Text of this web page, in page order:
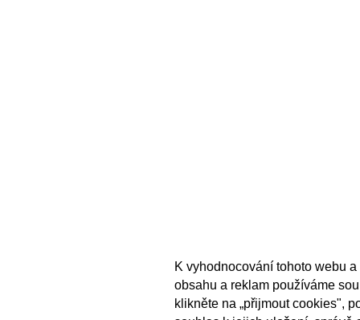
K vyhodnocování tohoto webu
obsahu a reklam používáme
klikněte na „přijmout cookies",